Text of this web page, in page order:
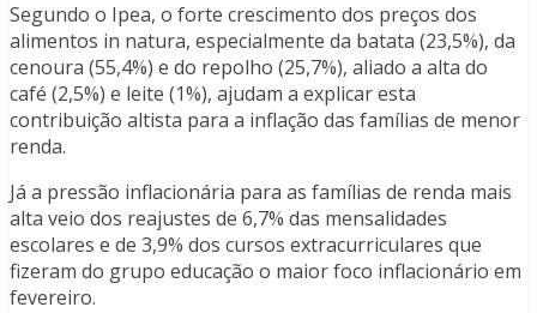
Segundo o Ipea, o forte crescimento dos preços dos
alimentos in natura, especialmente da batata (23,5%), da
cenoura (55,4%) e do repolho (25,7%), aliado a alta do
café (2,5%) e leite (1%), ajudam a explicar esta
contribuição altista para a inflação das famílias de menor
renda.
Já a pressão inflacionária para as famílias de renda mais
alta veio dos reajustes de 6,7% das mensalidades
escolares e de 3,9% dos cursos extracurriculares que
fizeram do grupo educação o maior foco inflacionário em
fevereiro.